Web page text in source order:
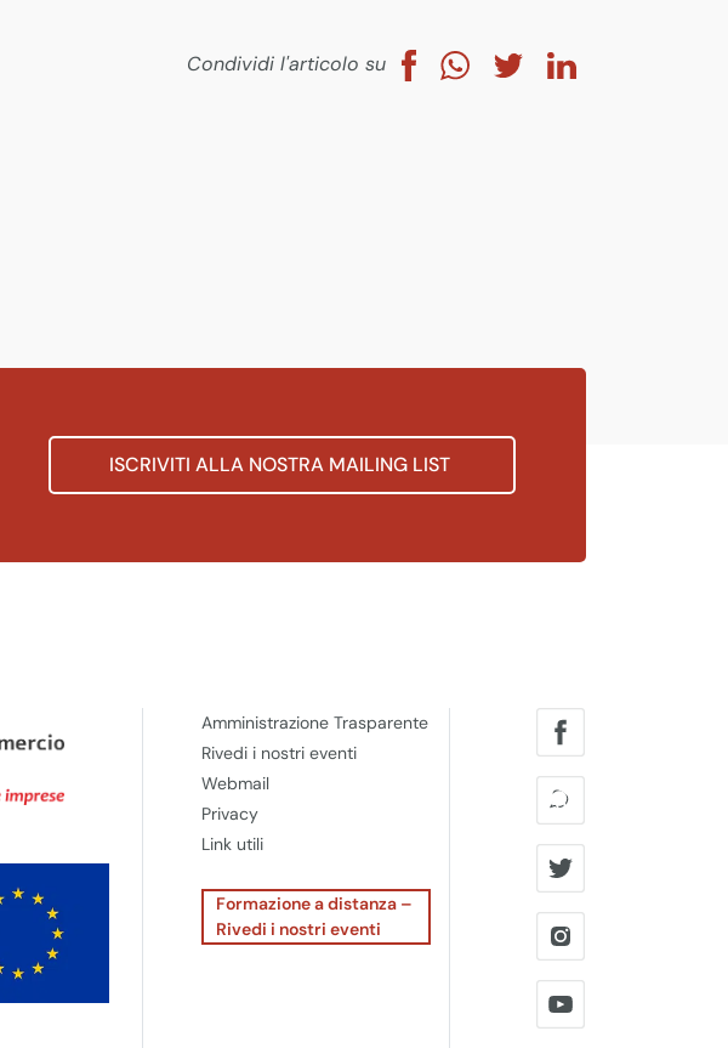
Condividi l'articolo su
ISCRIVITI ALLA NOSTRA MAILING LIST
Amministrazione Trasparente
Rivedi i nostri eventi
Webmail
Privacy
Link utili
Formazione a distanza –
Rivedi i nostri eventi